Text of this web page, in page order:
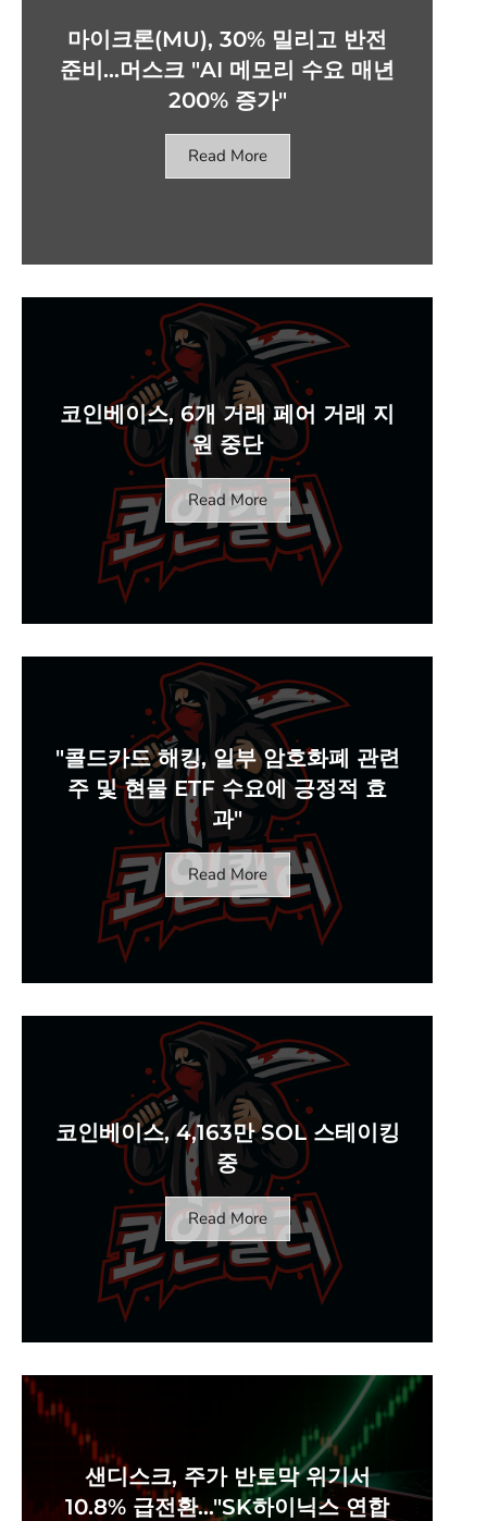
마이크론(MU), 30% 밀리고 반전
준비…머스크 "AI 메모리 수요 매년
200% 증가"
Read More
코인베이스, 6개 거래 페어 거래 지
원 중단
Read More
"콜드카드 해킹, 일부 암호화폐 관련
주 및 현물 ETF 수요에 긍정적 효
과"
Read More
코인베이스, 4,163만 SOL 스테이킹
중
Read More
샌디스크, 주가 반토막 위기서
10.8% 급전환…"SK하이닉스 연합